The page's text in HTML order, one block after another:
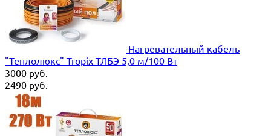
Нагревательный кабель
"Теплолюкс" Tropix ТЛБЭ 5,0 м/100 Вт
3000 руб.
2490 руб.